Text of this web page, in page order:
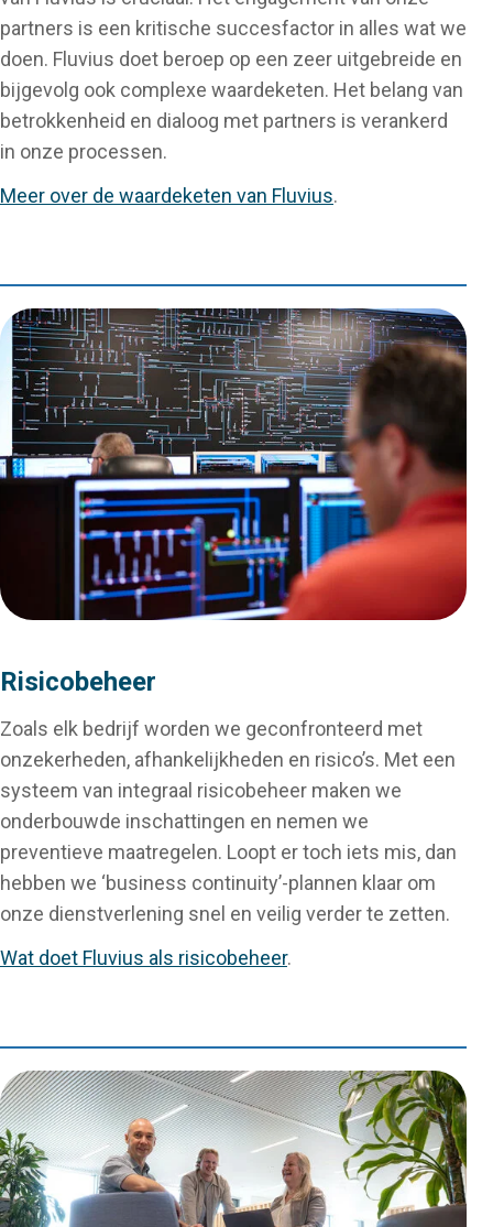
partners is een kritische succesfactor in alles wat we
doen. Fluvius doet beroep op een zeer uitgebreide en
bijgevolg ook complexe waardeketen. Het belang van
betrokkenheid en dialoog met partners is verankerd
in onze processen.
Meer over de waardeketen van Fluvius.
Risicobeheer
Zoals elk bedrijf worden we geconfronteerd met
onzekerheden, afhankelijkheden en risico’s. Met een
systeem van integraal risicobeheer maken we
onderbouwde inschattingen en nemen we
preventieve maatregelen. Loopt er toch iets mis, dan
hebben we ‘business continuity’-plannen klaar om
onze dienstverlening snel en veilig verder te zetten.
Wat doet Fluvius als risicobeheer.